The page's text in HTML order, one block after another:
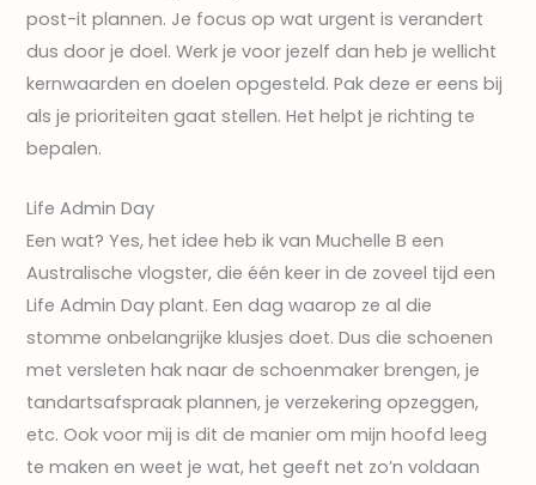
post-it plannen. Je focus op wat urgent is verandert
dus door je doel. Werk je voor jezelf dan heb je wellicht
kernwaarden en doelen opgesteld. Pak deze er eens bij
als je prioriteiten gaat stellen. Het helpt je richting te
bepalen.
Life Admin Day
Een wat? Yes, het idee heb ik van Muchelle B een
Australische vlogster, die één keer in de zoveel tijd een
Life Admin Day plant. Een dag waarop ze al die
stomme onbelangrijke klusjes doet. Dus die schoenen
met versleten hak naar de schoenmaker brengen, je
tandartsafspraak plannen, je verzekering opzeggen,
etc. Ook voor mij is dit de manier om mijn hoofd leeg
te maken en weet je wat, het geeft net zo’n voldaan